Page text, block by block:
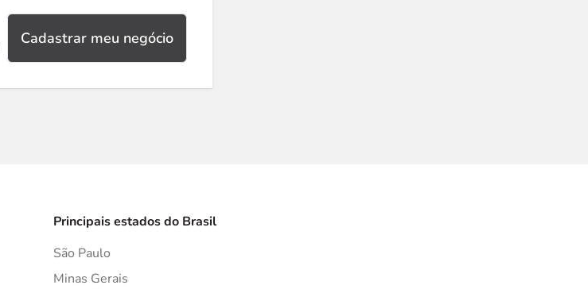
Cadastrar meu negócio
Principais estados do Brasil
São Paulo
Minas Gerais